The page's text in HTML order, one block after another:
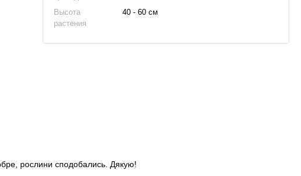
Высота
растения
40 - 60 см
рослини сподобались. Дякую!